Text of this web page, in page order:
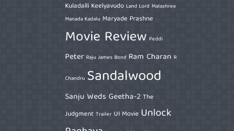
Kuladalli Keelyavudo Land Lord Malashree
Manada Kadalu Maryade Prashne
Movie Review Peddi
Peter Raju James Bond Ram Charan R
Chandru Sandalwood
Sanju Weds Geetha-2 The
Judgment Trailer UI Movie Unlock